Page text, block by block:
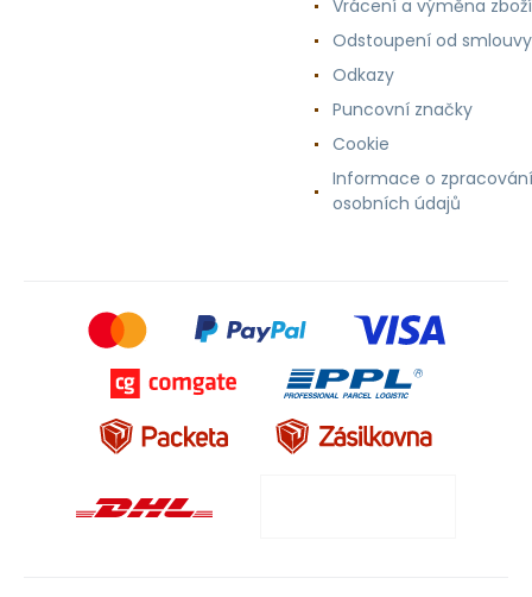
Vrácení a výměna zboží
Odstoupení od smlouvy
Odkazy
Puncovní značky
Cookie
Informace o zpracování
osobních údajů